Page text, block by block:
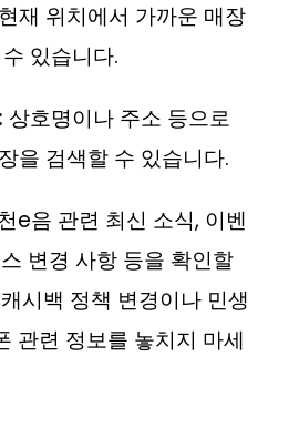
재 위치에서 가까운 매장
있습니다.
상호명이나 주소 등으로
을 검색할 수 있습니다.
e음 관련 최신 소식, 이벤
변경 사항 등을 확인할
시백 정책 변경이나 민생
관련 정보를 놓치지 마세